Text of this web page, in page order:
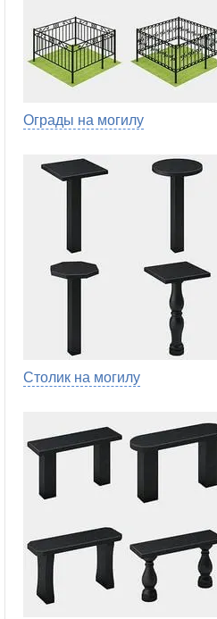
Ограды на могилу
Столик на могилу